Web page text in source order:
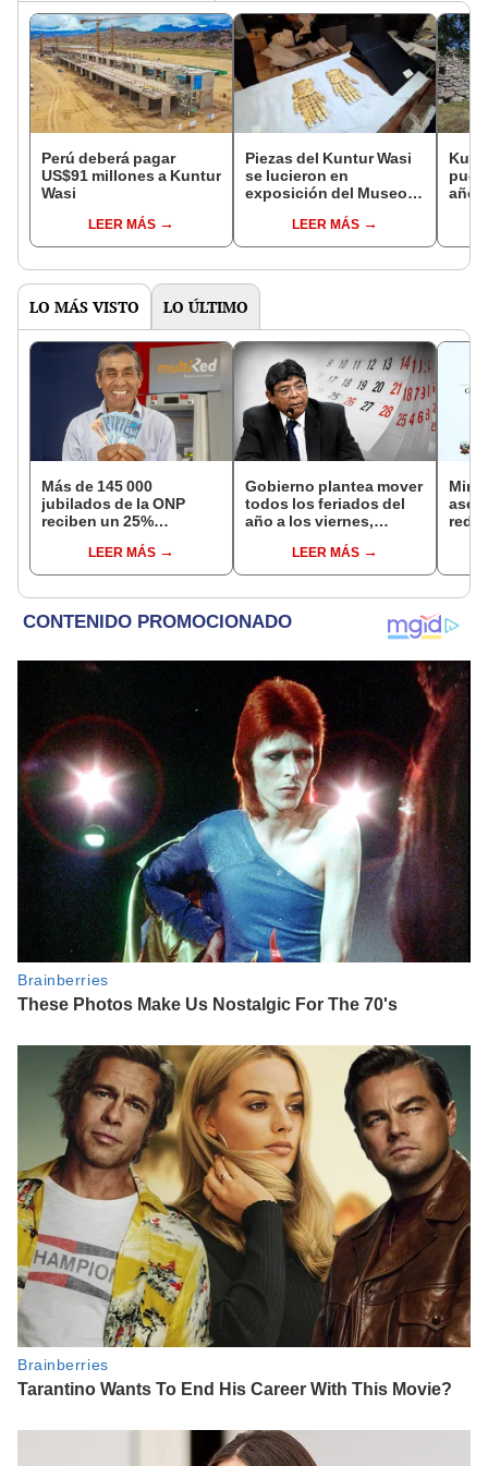
Perú deberá pagar
US$91 millones a Kuntur
Wasi
LEER MÁS
Piezas del Kuntur Wasi
se lucieron en
exposición del Museo
LEER MÁS
año
LO MÁS VISTO LO ÚLTIMO
Más de 145 000
jubilados de la ONP
reciben un 25%
en agostoLEER MÁS
Gobierno plantea mover
todos los feriados del
año a los viernes,
Navidad y Año Nuevo
LEER MÁS